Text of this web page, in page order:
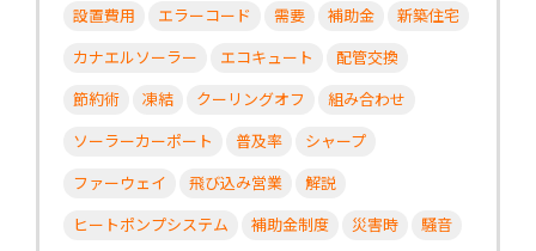
設置費用
エラーコード 需要 補助金
新築住宅
カナエルソーラー
エコキュート
配管交換
節約術
凍結 クーリングオフ
組み合わせ
ソーラーカーポート
普及率
シャープ
ファーウェイ
飛び込み営業
解説
ヒートポンプシステム
補助金制度 災害時
騒音